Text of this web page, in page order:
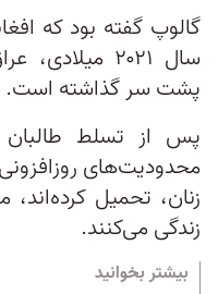
گالوپ گفته بود که
سال ۲۰۲۱
پشت سر گذاشته است.
پس از تسلط طالبان
محدودیت‌های
زنان، تحمیل
زندگی می‌کنند.
بیشتر بخوانید